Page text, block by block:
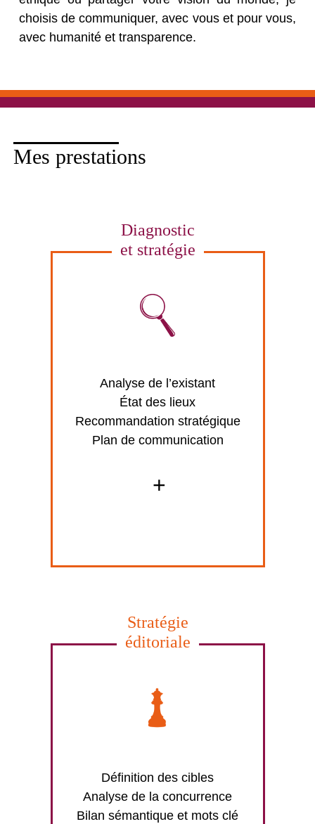
choisis de communiquer, avec vous et pour vous,
avec humanité et transparence.
Mes prestations
Diagnostic
et stratégie
Analyse de l’existant
État des lieux
Recommandation stratégique
Plan de communication
+
Stratégie
éditoriale
Définition des cibles
Analyse de la concurrence
Bilan sémantique et mots clé